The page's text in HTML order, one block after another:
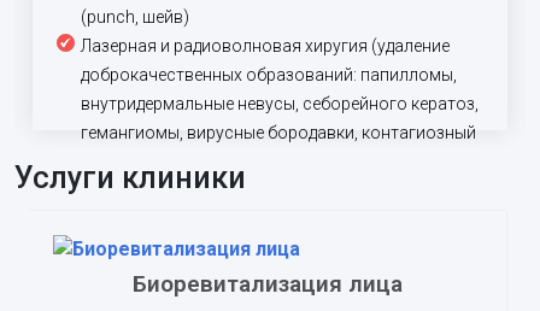
(punch, шейв)
Лазерная и радиоволновая хиругия (удаление
доброкачественных образований: папилломы,
внутридермальные невусы, себорейного кератоз,
гемангиомы, вирусные бородавки, контагиозный
Услуги клиники
Биоревитализация лица